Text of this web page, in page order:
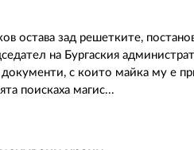
остава зад решетките,
на Бургаския
с които майка му е
поискаха магис...